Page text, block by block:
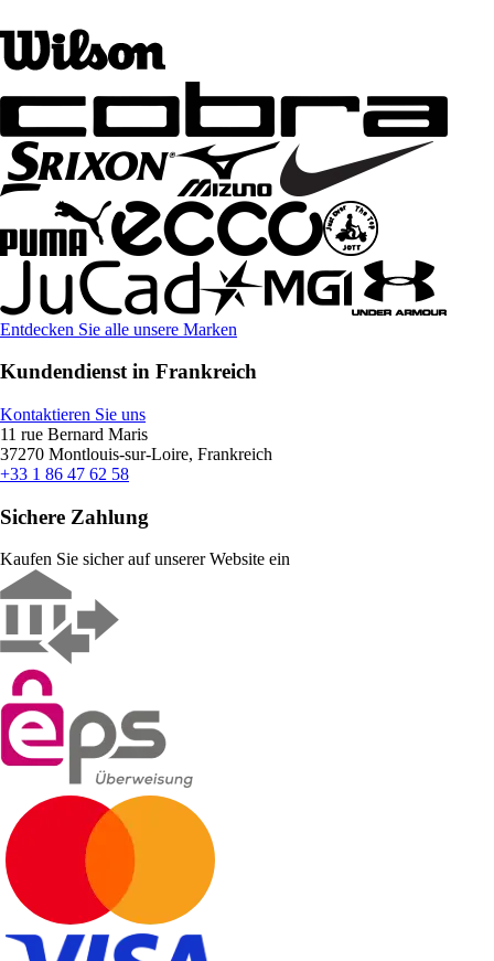
Entdecken Sie alle unsere Marken
Kundendienst in Frankreich
Kontaktieren Sie uns
11 rue Bernard Maris
37270 Montlouis-sur-Loire, Frankreich
+33 1 86 47 62 58
Sichere Zahlung
Kaufen Sie sicher auf unserer Website ein